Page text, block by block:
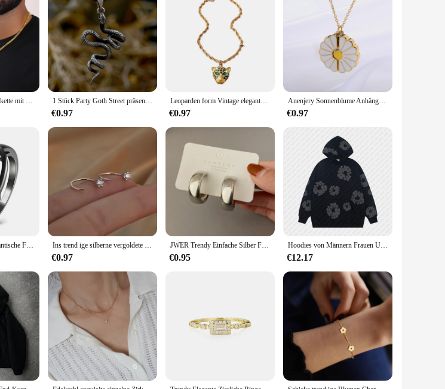
to complement the grace and charm of Indian sarees. These accessories are not just about adding a
from high-quality, lightweight metal that ensures durability without weighing down your ensemble. The
collection.
these Anhänger are versatile enough to suit any scenario. The modern design and style of these
to offer their clients a range of fashionable options. The sets are designed to provide a variety of pieces,
beauty over time. The sets are complete with a selection of Anhänger pieces, making it easy for you to find
will look as stunning at the end of the night as it did when you first put it on.
Zu meinem Mann Halskette mit Karte Ehemann Freund Geschenk Schmuck kubanische Kette Zubehör Geburtstag Persönlichkeit Geschenk Vatertag 1 Stück Party Goth Street präsentiert europäische und amerikanische Retro-Schlange mit mehreren Accessoires Großhandel
€0.97
Leoparden form Vintage elegante Anhänger Kette Party Geschenke glitzernden Trend Mode Frauen Schmuck Persönlichkeit Accessoires rg0359
€0.97
Anenjery Sonnenblume Anhänger Halskette für Frauen Mädchen trend ige Luxus kette Schmuck Geburtstag Geschenk Party Zubehör
€0.97
Mode Paar Ringe romantische Frauen Herz lila Strass Zirkon Ring trend ige Männer Edelstahl Ringe Ehering Schmuck Ins trend ige silberne vergoldete Ohrringe für Frauen Hochglanz schmuck süße coole Temperament Accessoires
€0.97
JWER Trendy Einfache Silber Farbe Hoop Ohrringe Für Frauen Mädchen Kreis Runde Minimalistischen Ohrringe Party NEUE C-form Schmuck geschenke
€0.95
Hoodies von Männern Frauen Unisex Streetwear Vintage lässig weichen Pullover Sweatshirt Kapok Blumenmuster gedruckt y2k trend ige Kleidung
€12.17